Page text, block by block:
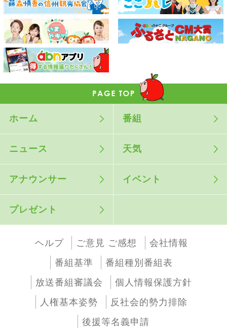
ホーム 番組
ニュース 天気
アナウンサー イベント
プレゼント
ヘルプ ご意見 ご感想
会社情報
番組基準
番組種別番組表
放送番組審議会
個人情報保護方針
人権基本姿勢
反社会的勢力排除
後援等名義申請